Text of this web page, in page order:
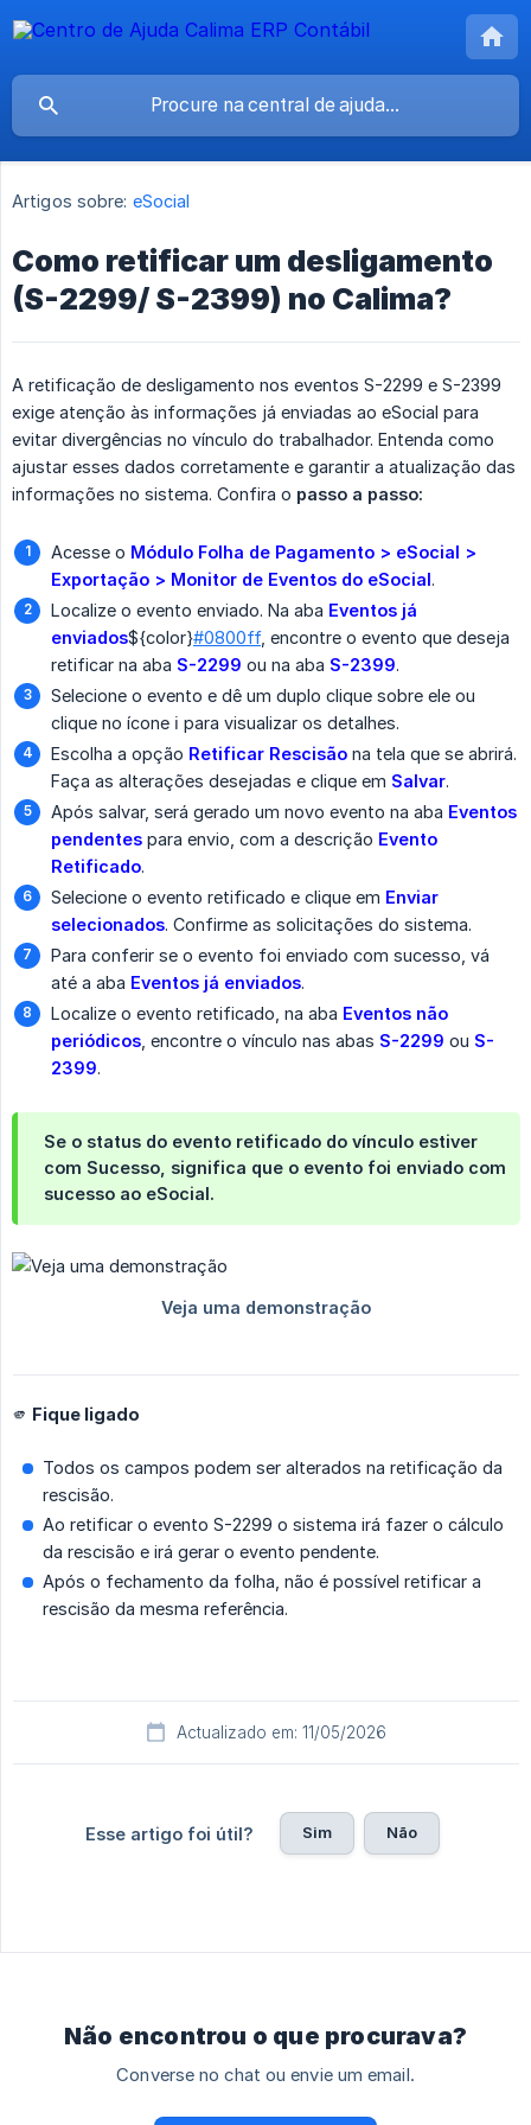
Artigos sobre: eSocial
Como retificar um desligamento
(S-2299/ S-2399) no Calima?
A retificação de desligamento nos eventos S-2299 e S-2399
exige atenção às informações já enviadas ao eSocial para
evitar divergências no vínculo do trabalhador. Entenda como
ajustar esses dados corretamente e garantir a atualização das
informações no sistema. Confira o passo a passo:
Acesse o Módulo Folha de Pagamento > eSocial >
Exportação > Monitor de Eventos do eSocial.
Localize o evento enviado. Na aba Eventos já
enviados${color}#0800ff, encontre o evento que deseja
retificar na aba S-2299 ou na aba S-2399.
Selecione o evento e dê um duplo clique sobre ele ou
clique no ícone ℹ️ para visualizar os detalhes.
Escolha a opção Retificar Rescisão na tela que se abrirá.
Faça as alterações desejadas e clique em Salvar.
Após salvar, será gerado um novo evento na aba Eventos
pendentes para envio, com a descrição Evento
Retificado.
Selecione o evento retificado e clique em Enviar
selecionados. Confirme as solicitações do sistema.
Para conferir se o evento foi enviado com sucesso, vá
até a aba Eventos já enviados.
Localize o evento retificado, na aba Eventos não
periódicos , encontre o vínculo nas abas S-2299 ou S-
2399.
Se o status do evento retificado do vínculo estiver
com Sucesso, significa que o evento foi enviado com
sucesso ao eSocial.
🫵 Fique ligado
Todos os campos podem ser alterados na retificação da
rescisão.
Ao retificar o evento S-2299 o sistema irá fazer o cálculo
da rescisão e irá gerar o evento pendente.
Após o fechamento da folha, não é possível retificar a
rescisão da mesma referência.
Actualizado em: 11/05/2026
Esse artigo foi útil? Sim Não
Não encontrou o que procurava?
Converse no chat ou envie um email.